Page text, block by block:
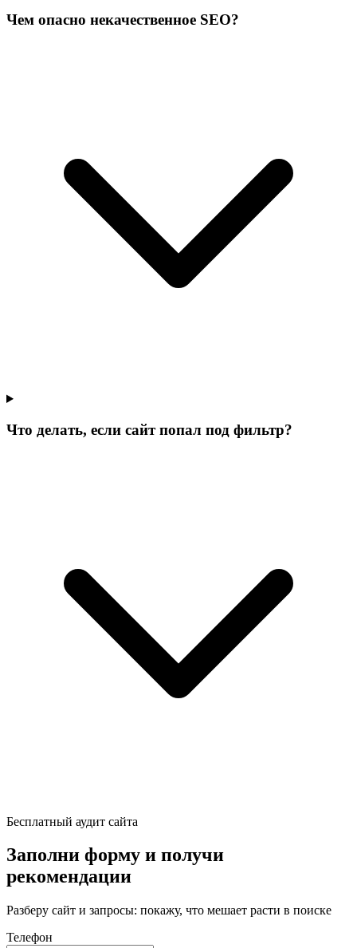
Чем опасно некачественное SEO?
Что делать, если сайт попал под фильтр?
Бесплатный аудит сайта
Заполни форму и получи
рекомендации
Разберу сайт и запросы: покажу, что мешает расти в поиске
Телефон